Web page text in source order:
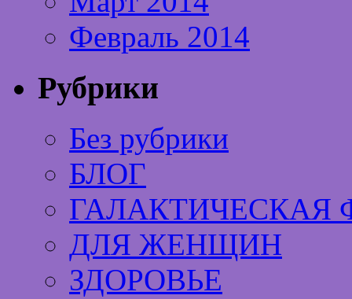
Февраль 2014
Рубрики
Без рубрики
БЛОГ
ГАЛАКТИЧЕСКАЯ
ДЛЯ ЖЕНЩИН
ЗДОРОВЬЕ